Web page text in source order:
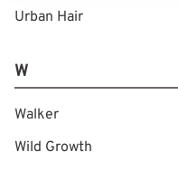
Urban Hair
W
Walker
Wild Growth